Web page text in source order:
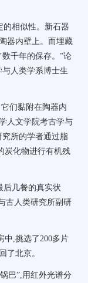
的相似性。新石器
器内壁上。而埋藏
数千年的保存。”论
人类学系博士生
们黏附在陶器内
人文学院考古学与
所的学者通过脂
炭化物进行有机残
后几餐的真实状
古人类研究所副研
中,挑选了200多片
了北京。
巴”,用红外光谱分